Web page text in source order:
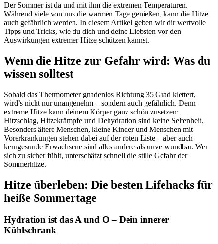
Der Sommer ist da und mit ihm die extremen Temperaturen.
Während viele von uns die warmen Tage genießen, kann die Hitze
auch gefährlich werden. In diesem Artikel geben wir dir wertvolle
Tipps und Tricks, wie du dich und deine Liebsten vor den
Auswirkungen extremer Hitze schützen kannst.
Wenn die Hitze zur Gefahr wird: Was du
wissen solltest
Sobald das Thermometer gnadenlos Richtung 35 Grad klettert,
wird’s nicht nur unangenehm – sondern auch gefährlich. Denn
extreme Hitze kann deinem Körper ganz schön zusetzen:
Hitzschlag, Hitzekrämpfe und Dehydration sind keine Seltenheit.
Besonders ältere Menschen, kleine Kinder und Menschen mit
Vorerkrankungen stehen dabei auf der roten Liste – aber auch
kerngesunde Erwachsene sind alles andere als unverwundbar. Wer
sich zu sicher fühlt, unterschätzt schnell die stille Gefahr der
Sommerhitze.
Hitze überleben: Die besten Lifehacks für
heiße Sommertage
Hydration ist das A und O – Dein innerer
Kühlschrank